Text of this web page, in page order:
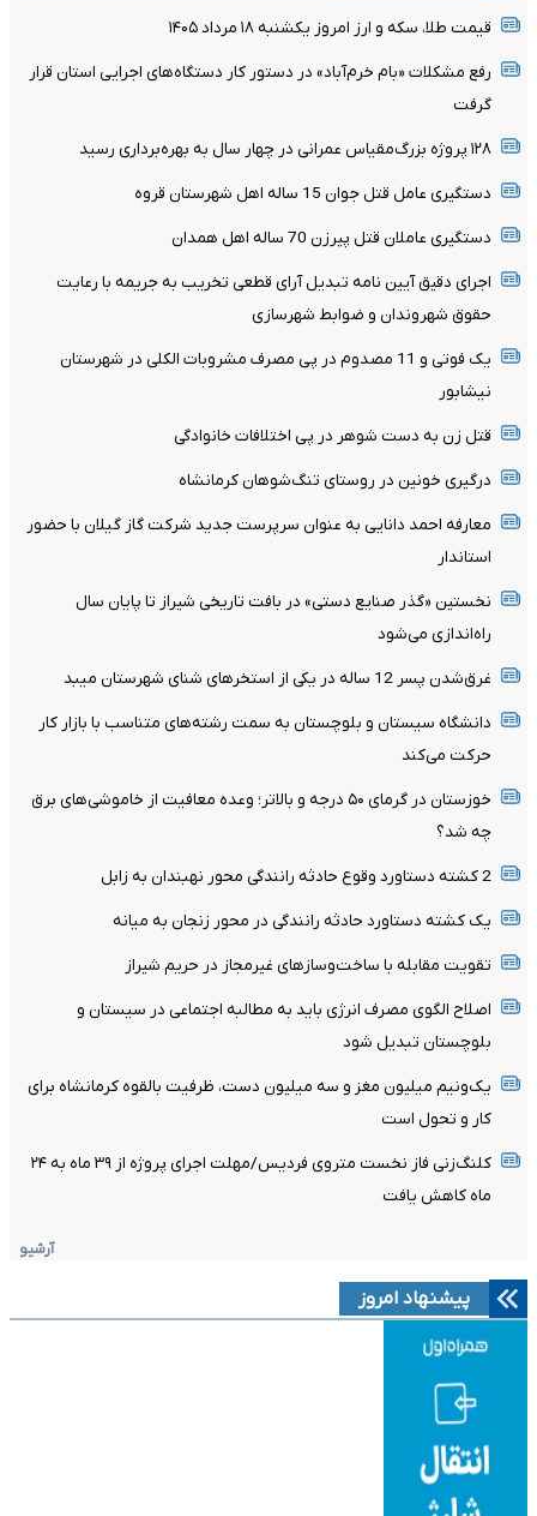
قیمت طلا، سکه و ارز امروز یکشنبه ۱۸ مرداد ۱۴۰۵
رفع مشکلات «بام خرم‌آباد» در دستور کار دستگاه‌های اجرایی استان قرار
گرفت
۱۲۸ پروژه بزرگ‌مقیاس عمرانی در چهار سال به بهره‌برداری رسید
دستگیری عامل قتل جوان 15 ساله اهل شهرستان قروه
دستگیری عاملان قتل پیرزن 70 ساله اهل همدان
اجرای دقیق آیین نامه تبدیل آرای قطعی تخریب به جریمه با رعایت
حقوق شهروندان و ضوابط شهرسازی
یک فوتی و 11 مصدوم در پی مصرف مشروبات الکلی در شهرستان
نیشابور
قتل زن به دست شوهر در پی اختلافات خانوادگی
درگیری خونین در روستای تنگ‌شوهان کرمانشاه
معارفه احمد دانایی به عنوان سرپرست جدید شرکت گاز گیلان با حضور
استاندار
نخستین «گذر صنایع دستی» در بافت تاریخی شیراز تا پایان سال
راه‌اندازی می‌شود
غرق‌شدن پسر 12 ساله در یکی از استخرهای شنای شهرستان میبد
دانشگاه سیستان و بلوچستان به سمت رشته‌های متناسب با بازار کار
حرکت می‌کند
خوزستان در گرمای ۵۰ درجه و بالاتر؛ وعده معافیت از خاموشی‌های برق
چه شد؟
2 کشته دستاورد وقوع حادثه رانندگی محور نهبندان به زابل
یک کشته دستاورد حادثه رانندگی در محور زنجان به میانه
تقویت مقابله با ساخت‌وسازهای غیرمجاز در حریم شیراز
اصلاح الگوی مصرف انرژی باید به مطالبه اجتماعی در سیستان و
بلوچستان تبدیل شود
یک‌ونیم میلیون مغز و سه میلیون دست، ظرفیت بالقوه کرمانشاه برای
کار و تحول است
کلنگ‌زنی فاز نخست متروی فردیس/مهلت اجرای پروژه از ۳۹ ماه به ۲۴
ماه کاهش یافت
آرشیو
پیشنهاد امروز